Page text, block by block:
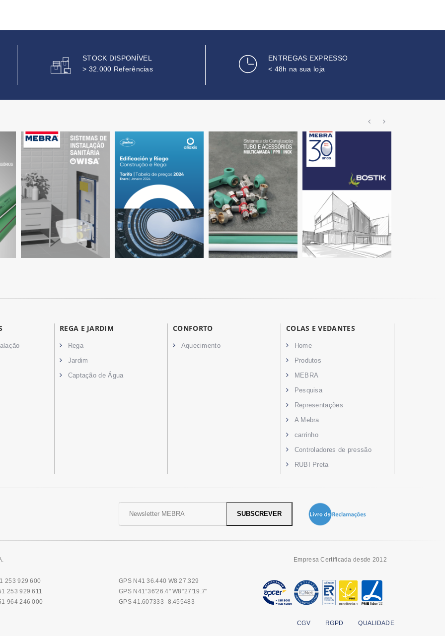
STOCK DISPONÍVEL
> 32.000 Referências
ENTREGAS EXPRESSO
< 48h na sua loja
REGA E JARDIM
Rega
Jardim
Captação de Água
CONFORTO
Aquecimento
COLAS E VEDANTES
Home
Produtos
MEBRA
Pesquisa
Representações
A Mebra
carrinho
Controladores de pressão
RUBI Preta
SUBSCREVER
Empresa Certificada desde 2012
253 929 600
253 929 611
964 246 000
GPS N41 36.440 W8 27.329
GPS N41°36'26.4" W8°27'19.7"
GPS 41.607333 -8.455483
CGV RGPD QUALIDADE